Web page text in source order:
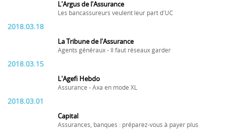
L'Argus de l'Assurance
Les bancassureurs veulent leur part d'UC
2018.03.18
La Tribune de l'Assurance
Agents généraux - Il faut réseaux garder
2018.03.15
L'Agefi Hebdo
Assurance - Axa en mode XL
2018.03.01
Capital
Assurances, banques : préparez-vous à payer plus